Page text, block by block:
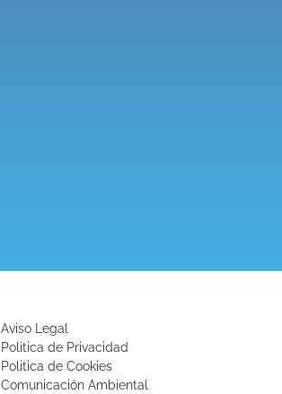
Aviso Legal
Politica de Privacidad
Politica de Cookies
Comunicación Ambiental